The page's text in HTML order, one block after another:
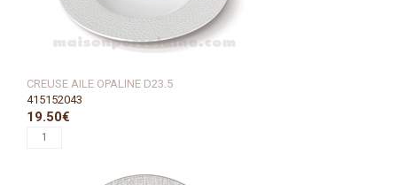
CREUSE AILE OPALINE D23.5
415152043
19.50€